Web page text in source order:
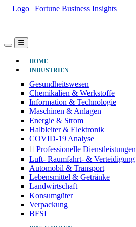
HOME(AKTUELL)
INDUSTRIEN
Gesundheitswesen
Chemikalien & Werkstoffe
Information & Technologie
Maschinen & Anlagen
Energie & Strom
Halbleiter & Elektronik
COVID-19 Analyse
Professionelle Dienstleistungen
Luft- Raumfahrt- & Verteidigung
Automobil & Transport
Lebensmittel & Getränke
Landwirtschaft
Konsumgüter
Verpackung
BFSI